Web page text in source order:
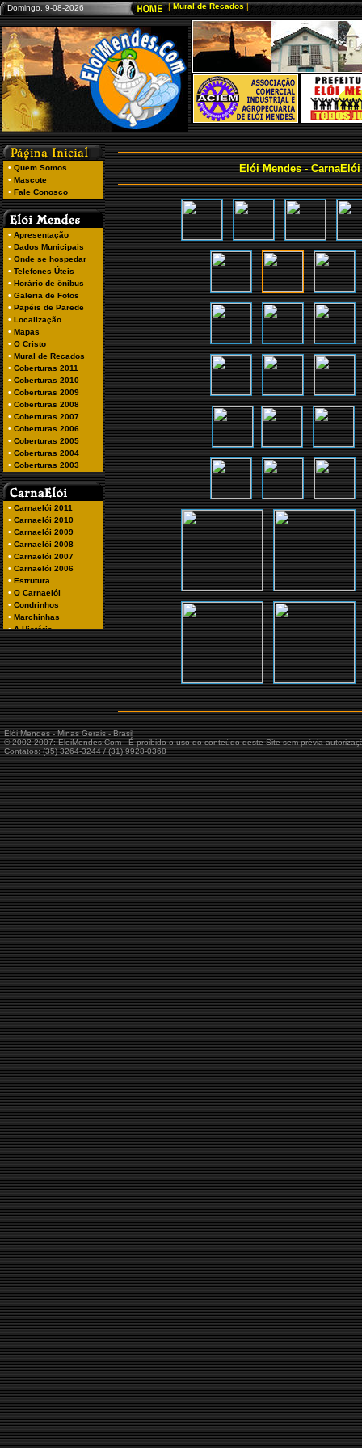
Domingo, 9-08-2026
Elói Mendes -
Elói Mendes - Minas Gerais - Brasil
© 2002-2007: EloiMendes.Com - É proibido o uso do conteúdo deste Site sem prévia
Contatos: (35) 3264-3244 / (31) 9928-0368